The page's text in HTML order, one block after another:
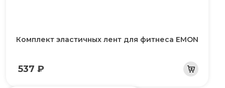
Комплект эластичных лент для фитнеса EMON
537 ₽